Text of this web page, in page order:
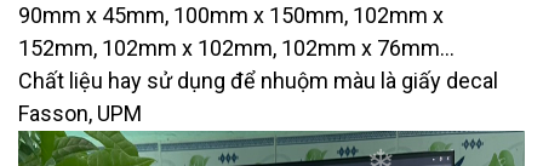
90mm x 45mm, 100mm x 150mm, 102mm x
152mm, 102mm x 102mm, 102mm x 76mm...
Chất liệu hay sử dụng để nhuộm màu là giấy decal
Fasson, UPM